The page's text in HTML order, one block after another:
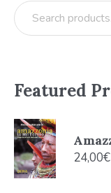
Featured
24,00€